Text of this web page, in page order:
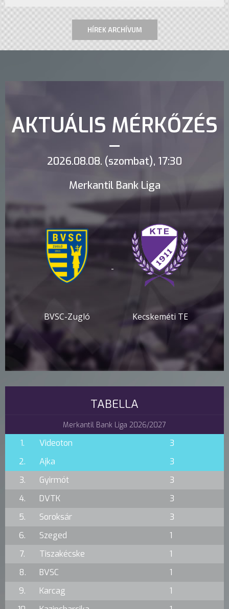
HÍREK ARCHÍVUM
AKTUÁLIS MÉRKŐZÉS
2026.08.08. (szombat), 17:30
Merkantil Bank Liga
BVSC-Zugló
-
Kecskeméti TE
TABELLA
Merkantil Bank Liga 2026/2027
1. Videoton
3
2.
Ajka
3
3.
Gyirmót
3
4.
DVTK
3
5.
Soroksár
3
6.
Szeged
1
7.
Tiszakécske
1
8.
BVSC
1
9.
Karcag
1